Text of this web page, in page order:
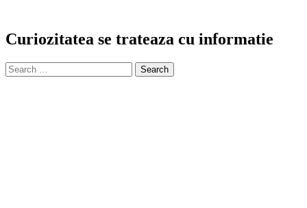
Curiozitatea se trateaza cu informatie
Search
for: